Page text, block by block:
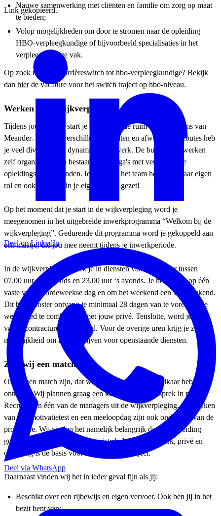
Nauwe samenwerking met cliënten en familie om zorg op maat
te bieden;
Volop mogelijkheden om door te stromen naar de opleiding
HBO-verpleegkundige of bijvoorbeeld specialisaties in het
verpleegkundige vak.
Op zoek naar een carrièreswitch tot hbo-verpleegkundige? Bekijk
dan hierde vacature voor het switch traject op hbo-niveau.
Werken in de wijkverpleging
Tijdens jouw traject start je in één van de ruim 80 buurtteams van
Meander. Door de verschillende cliënten en afwisselende routes heb
je veel diversiteit en dynamiek in je werk. De buurtteams werken
zelf organiserend en bestaan uit collega's met verschillende
opleidingsachtergronden. Iedereen in het team heeft zijn/haar eigen
rol en ook jij wordt in je eigen kracht gezet!
Op het moment dat je start in de wijkverpleging word je
meegenomen in het uitgebreide inwerkprogramma “Welkom bij de
wijkverpleging”. Gedurende dit programma word je gekoppeld aan
een maatje, die jou mee neemt tijdens je inwerkperiode.
In de wijkverpleging werk je in diensten van 4 tot 8 uur tussen
07.00 uur ’s ochtends en 23.00 uur ‘s avonds. Je hebt recht op één
vaste vrije doordeweekse dag en om het weekend een vrij weekend.
Dit basisrooster ontvang je minimaal 28 dagen van te voren om je
werk goed te combineren met jouw privé. Tenslotte, word je 85%
van je contracturen ingepland. Voor de overige uren krijg je zelf de
mogelijkheid om in te schrijven voor openstaande diensten.
Zijn wij een match?
Of we een match zijn, dat weten we pas zodra we elkaar hebben
ontmoet! Wij plannen graag een kennismakingsgesprek in met de
Recruiter en één van de managers uit de wijkverpleging. Het maken
van een motivatietest en een meeloopdag zijn ook onderdeel van de
procedure. Wij vinden het namelijk belangrijk dat een opleiding
goed past in jouw leven! Een juiste balans tussen werk, privé en
opleiding is de basis voor een succesvol traject.
Daarnaast vinden wij het in ieder geval fijn als jij:
Beschikt over een rijbewijs en eigen vervoer. Ook ben jij in het
bezit bent van:
Link gekopieerd.
Deel op LinkedIn
Deel via WhatsApp